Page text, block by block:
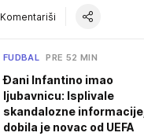
Komentariši
FUDBAL PRE 52 MIN
Đani Infantino imao
ljubavnicu: Isplivale
skandalozne informacije,
dobila je novac od UEFA